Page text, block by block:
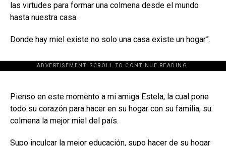
las virtudes para formar una colmena desde el mundo
hasta nuestra casa.
Donde hay miel existe no solo una casa existe un hogar”.
ADVERTISEMENT. SCROLL TO CONTINUE READING.
[adsforwp id="243463"]
Pienso en este momento a mi amiga Estela, la cual pone
todo su corazón para hacer en su hogar con su familia, su
colmena la mejor miel del país.
Supo inculcar la mejor educación, supo hacer de su hogar